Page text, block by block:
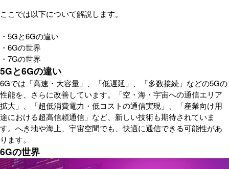
ここでは以下について解説します。
・5Gと6Gの違い
・6Gの世界
・7Gの世界
5Gと6Gの違い
6Gでは「高速・大容量」、「低遅延」、「多数接続」などの5Gの
性能を、さらに改善しています。「空・海・宇宙への通信エリア
拡大」、「超低消費電力・低コストの通信実現」、「産業向け用
途における超高信頼通信」など、新しい技術も期待されていま
す。へき地や海上、宇宙空間でも、快適に通信できる可能性があ
ります。
6Gの世界